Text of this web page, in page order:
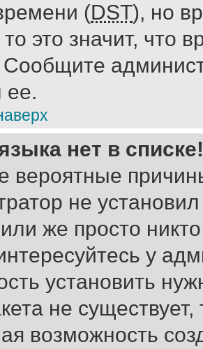
(DST), но
это значит, что
Сообщите
ее.
нет в списке!
вероятные
не
же просто
у
установить
не
возможность